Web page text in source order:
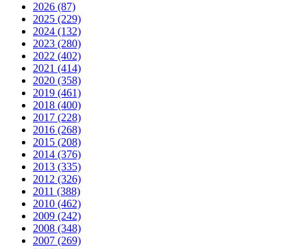
2026 (87)
2025 (229)
2024 (132)
2023 (280)
2022 (402)
2021 (414)
2020 (358)
2019 (461)
2018 (400)
2017 (228)
2016 (268)
2015 (208)
2014 (376)
2013 (335)
2012 (326)
2011 (388)
2010 (462)
2009 (242)
2008 (348)
2007 (269)